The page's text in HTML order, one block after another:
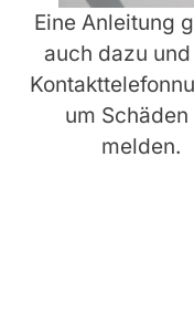
Eine Anleitung
auch dazu
um Schäden
melden.